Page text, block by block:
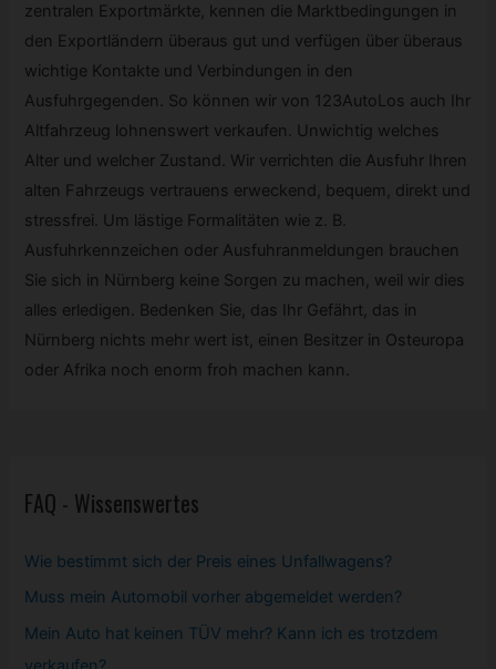
zentralen Exportmärkte, kennen die Marktbedingungen in
den Exportländern überaus gut und verfügen über überaus
wichtige Kontakte und Verbindungen in den
Ausfuhrgegenden. So können wir von 123AutoLos auch Ihr
Altfahrzeug lohnenswert verkaufen. Unwichtig welches
Alter und welcher Zustand. Wir verrichten die Ausfuhr Ihren
alten Fahrzeugs vertrauens erweckend, bequem, direkt und
stressfrei. Um lästige Formalitäten wie z. B.
Ausfuhrkennzeichen oder Ausfuhranmeldungen brauchen
Sie sich in Nürnberg keine Sorgen zu machen, weil wir dies
alles erledigen. Bedenken Sie, das Ihr Gefährt, das in
Nürnberg nichts mehr wert ist, einen Besitzer in Osteuropa
oder Afrika noch enorm froh machen kann.
FAQ - Wissenswertes
Wie bestimmt sich der Preis eines Unfallwagens?
Muss mein Automobil vorher abgemeldet werden?
Mein Auto hat keinen TÜV mehr? Kann ich es trotzdem